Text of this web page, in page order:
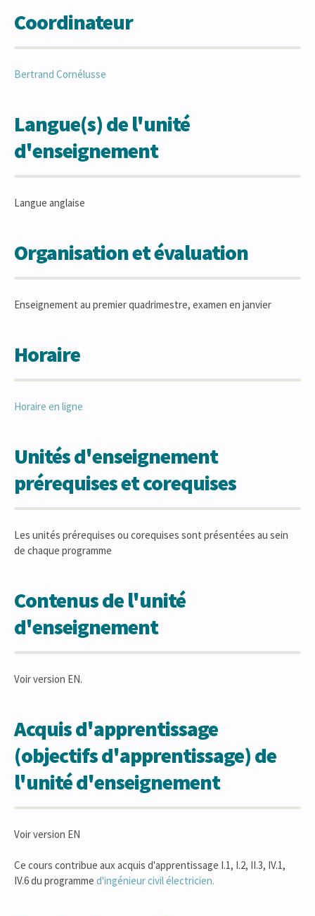
Coordinateur
Bertrand Cornélusse
Langue(s) de l'unité
d'enseignement
Langue anglaise
Organisation et évaluation
Enseignement au premier quadrimestre, examen en janvier
Horaire
Horaire en ligne
Unités d'enseignement
prérequises et corequises
Les unités prérequises ou corequises sont présentées au sein
de chaque programme
Contenus de l'unité
d'enseignement
Voir version EN.
Acquis d'apprentissage
(objectifs d'apprentissage) de
l'unité d'enseignement
Voir version EN
Ce cours contribue aux acquis d'apprentissage I.1, I.2, II.3, IV.1,
IV.6 du programme d'ingénieur civil électricien.